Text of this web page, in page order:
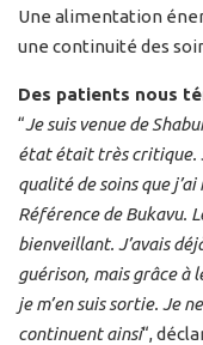
Une alimentation
une continuité des
Des patients nous
“Je suis venue de
état était très critique.
qualité de soins que
Référence de Bukavu.
bienveillant. J’avais
guérison, mais grâce à
je m’en suis sortie. Je
continuent ainsi“,